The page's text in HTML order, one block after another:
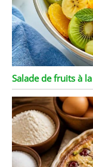
Salade de fruits à